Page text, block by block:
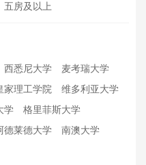
五房及以上
西悉尼大学
麦考瑞大学
家理工学院
维多利亚大学
学
格里菲斯大学
德莱德大学
南澳大学